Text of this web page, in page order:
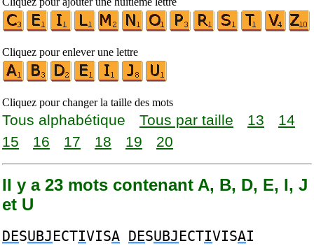
Cliquez pour enlever une lettre
Cliquez pour changer la taille des mots
Tous alphabétique Tous par taille 13
14
15
16 17 18 19 20
Il y a 23 mots contenant A, B, D, E, I, J
et U
DESUBJECTIVISA DESUBJECTIVISAI